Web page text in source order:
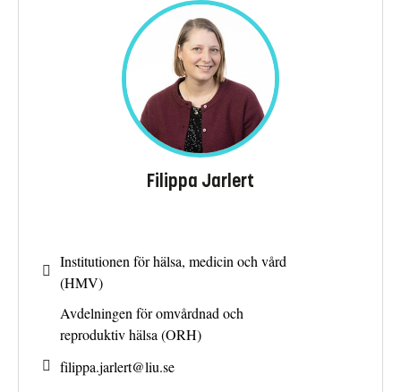
Filippa Jarlert
Institutionen för hälsa, medicin och vård
(HMV)
Avdelningen för omvårdnad och
reproduktiv hälsa (ORH)
filippa.jarlert@liu.se